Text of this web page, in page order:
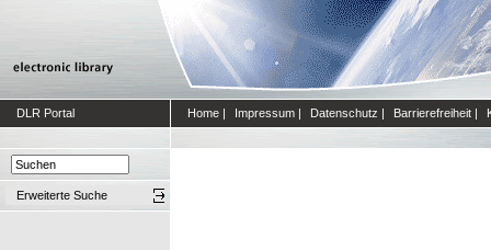
DLR Portal Home | Impressum | Datenschutz | Barrierefreiheit |
Erweiterte Suche